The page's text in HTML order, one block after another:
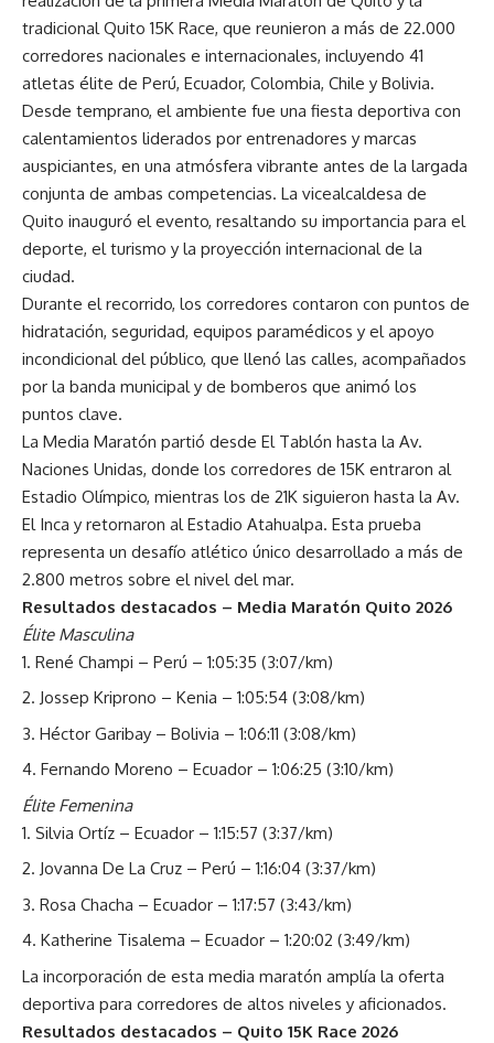
tradicional Quito 15K Race, que reunieron a más de 22.000
corredores nacionales e internacionales, incluyendo 41
atletas élite de Perú, Ecuador, Colombia, Chile y Bolivia.
Desde temprano, el ambiente fue una fiesta deportiva con
calentamientos liderados por entrenadores y marcas
auspiciantes, en una atmósfera vibrante antes de la largada
conjunta de ambas competencias. La vicealcaldesa de
Quito inauguró el evento, resaltando su importancia para el
deporte, el turismo y la proyección internacional de la
ciudad.
Durante el recorrido, los corredores contaron con puntos de
hidratación, seguridad, equipos paramédicos y el apoyo
incondicional del público, que llenó las calles, acompañados
por la banda municipal y de bomberos que animó los
puntos clave.
La Media Maratón partió desde El Tablón hasta la Av.
Naciones Unidas, donde los corredores de 15K entraron al
Estadio Olímpico, mientras los de 21K siguieron hasta la Av.
El Inca y retornaron al Estadio Atahualpa. Esta prueba
representa un desafío atlético único desarrollado a más de
2.800 metros sobre el nivel del mar.
Resultados destacados – Media Maratón Quito 2026
Élite Masculina
René Champi – Perú – 1:05:35 (3:07/km)
Jossep Kriprono – Kenia – 1:05:54 (3:08/km)
Héctor Garibay – Bolivia – 1:06:11 (3:08/km)
Fernando Moreno – Ecuador – 1:06:25 (3:10/km)
Élite Femenina
Silvia Ortíz – Ecuador – 1:15:57 (3:37/km)
Jovanna De La Cruz – Perú – 1:16:04 (3:37/km)
Rosa Chacha – Ecuador – 1:17:57 (3:43/km)
Katherine Tisalema – Ecuador – 1:20:02 (3:49/km)
La incorporación de esta media maratón amplía la oferta
deportiva para corredores de altos niveles y aficionados.
Resultados destacados – Quito 15K Race 2026